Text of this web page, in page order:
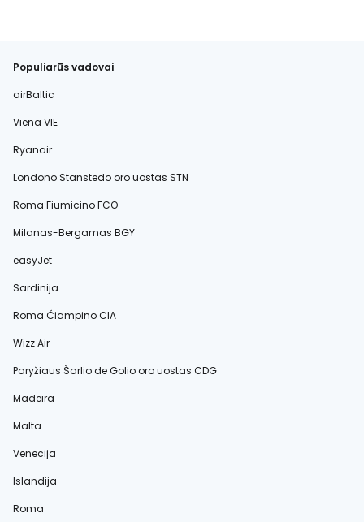
Populiarūs vadovai
airBaltic
Viena VIE
Ryanair
Londono Stanstedo oro uostas STN
Roma Fiumicino FCO
Milanas-Bergamas BGY
easyJet
Sardinija
Roma Čiampino CIA
Wizz Air
Paryžiaus Šarlio de Golio oro uostas CDG
Madeira
Malta
Venecija
Islandija
Roma